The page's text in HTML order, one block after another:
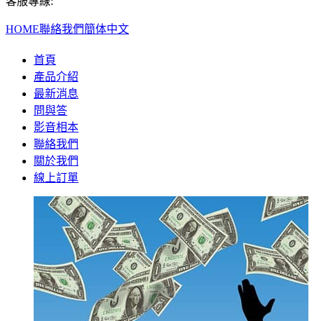
HOME聯絡我們簡体中文
首頁
產品介紹
最新消息
問與答
影音相本
聯絡我們
關於我們
線上訂單